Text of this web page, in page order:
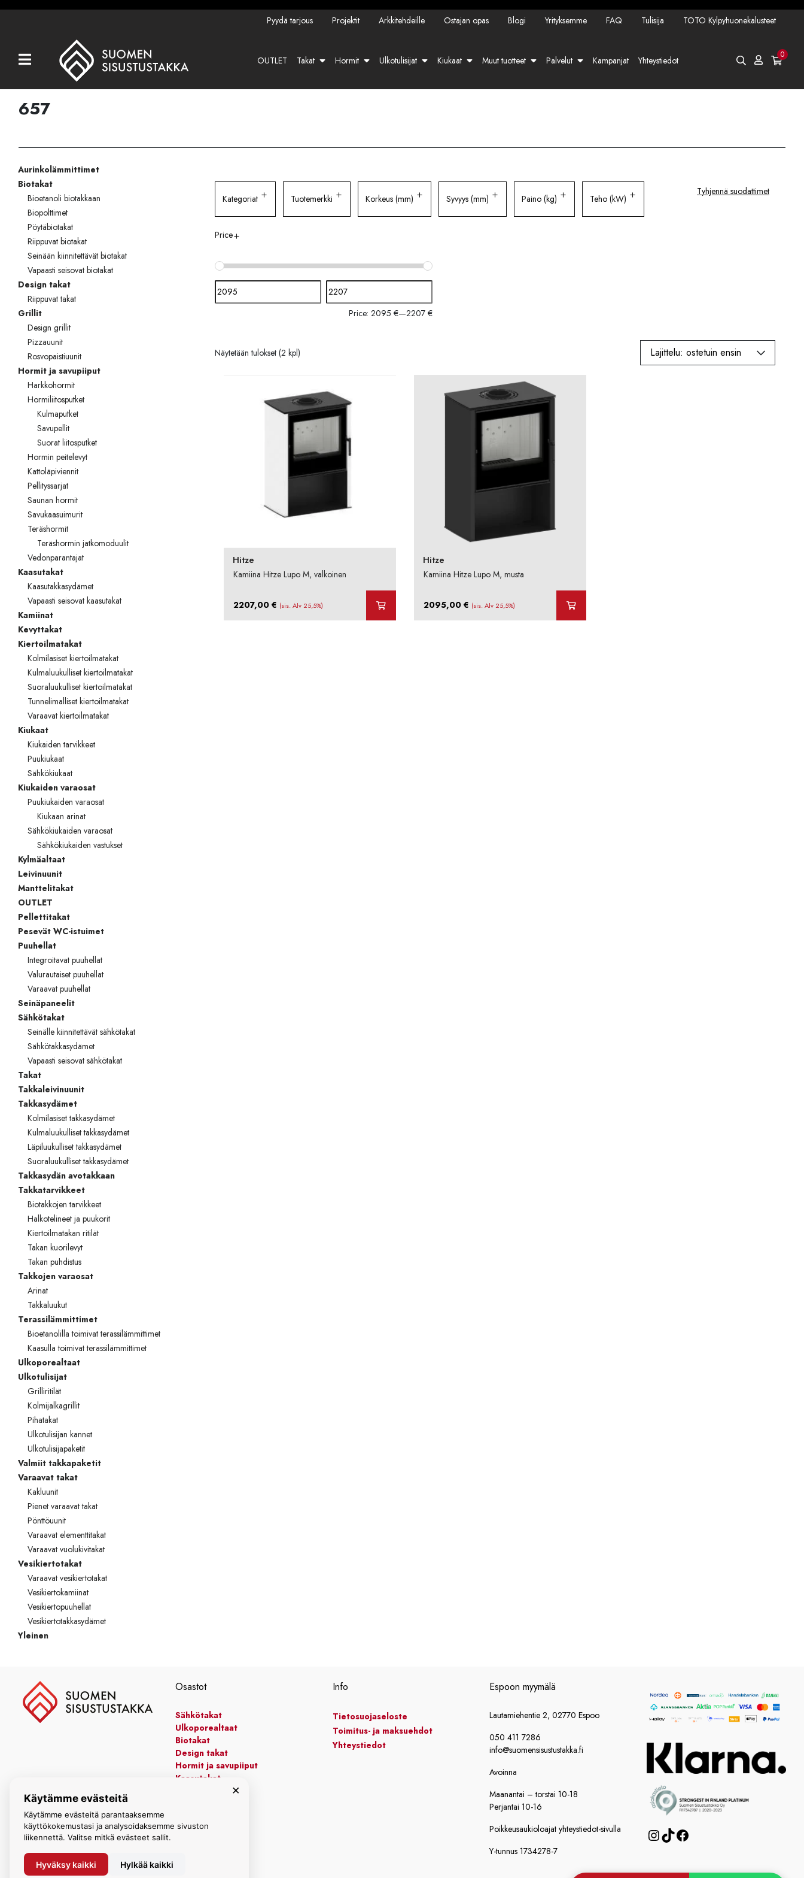
Kaikki tuotteet
Takat
Hormit
Ulkotulisijat
Kiukaat
Muut tuotteet
Palvelut
Kampanjat
Yhteystiedot
Pyydä tarjous
Projektit
Arkkitehdeille
Ostajan opas
Blogi
Yrityksemme
FAQ
Tulisija
TOTO
Kylpyhuonekalusteet
Pyydä tarjous Projektit Arkkitehdeille Ostajan opas Blogi Yrityksemme FAQ Tulisija TOTO Kylpyhuonekalusteet
OUTLET Takat Hormit Ulkotulisijat Kiukaat Muut tuotteet Palvelut Kampanjat Yhteystiedot 0
657
Aurinkolämmittimet
Biotakat
Bioetanoli biotakkaan
Biopolttimet
Pöytäbiotakat
Riippuvat biotakat
Seinään kiinnitettävät biotakat
Vapaasti seisovat biotakat
Design takat
Riippuvat takat
Grillit
Design grillit
Pizzauunit
Rosvopaistiuunit
Hormit ja savupiiput
Harkkohormit
Hormiliitosputket
Kulmaputket
Savupellit
Suorat liitosputket
Hormin peitelevyt
Kattoläpiviennit
Pellityssarjat
Saunan hormit
Savukaasuimurit
Teräshormit
Teräshormin jatkomoduulit
Vedonparantajat
Kaasutakat
Kaasutakkasydämet
Vapaasti seisovat kaasutakat
Kamiinat
Kevyttakat
Kiertoilmatakat
Kolmilasiset kiertoilmatakat
Kulmaluukulliset kiertoilmatakat
Suoraluukulliset kiertoilmatakat
Tunnelimalliset kiertoilmatakat
Varaavat kiertoilmatakat
Kiukaat
Kiukaiden tarvikkeet
Puukiukaat
Sähkökiukaat
Kiukaiden varaosat
Puukiukaiden varaosat
Kiukaan arinat
Sähkökiukaiden varaosat
Sähkökiukaiden vastukset
Kylmäaltaat
Leivinuunit
Manttelitakat
OUTLET
Pellettitakat
Pesevät WC-istuimet
Puuhellat
Integroitavat puuhellat
Valurautaiset puuhellat
Varaavat puuhellat
Seinäpaneelit
Sähkötakat
Seinälle kiinnitettävät sähkötakat
Sähkötakkasydämet
Vapaasti seisovat sähkötakat
Takat
Takkaleivinuunit
Takkasydämet
Kolmilasiset takkasydämet
Kulmaluukulliset takkasydämet
Läpiluukulliset takkasydämet
Suoraluukulliset takkasydämet
Takkasydän avotakkaan
Takkatarvikkeet
Biotakkojen tarvikkeet
Halkotelineet ja puukorit
Kiertoilmatakan ritilät
Takan kuorilevyt
Takan puhdistus
Takkojen varaosat
Arinat
Takkaluukut
Terassilämmittimet
Bioetanolilla toimivat terassilämmittimet
Kaasulla toimivat terassilämmittimet
Ulkoporealtaat
Ulkotulisijat
Grilliritilät
Kolmijalkagrillit
Pihatakat
Ulkotulisijan kannet
Ulkotulisijapaketit
Valmiit takkapaketit
Varaavat takat
Kakluunit
Pienet varaavat takat
Pönttöuunit
Varaavat elementtitakat
Varaavat vuolukivitakat
Vesikiertotakat
Varaavat vesikiertotakat
Vesikiertokamiinat
Vesikiertopuuhellat
Vesikiertotakkasydämet
Yleinen
Kategoriat Tuotemerkki Korkeus (mm) Syvyys (mm) Paino (kg) Teho (kW)
Tyhjennä suodattimet
Price
Price: 2095 €—2207 €
Näytetään tulokset (2 kpl)
Hitze
Kamiina Hitze Lupo M, valkoinen
2207,00 € (sis. Alv 25,5%)
Hitze
Kamiina Hitze Lupo M, musta
2095,00 € (sis. Alv 25,5%)
Osastot
Sähkötakat
Ulkoporealtaat
Biotakat
Design takat
Hormit ja savupiiput
Kaasutakat
Kiertoilmatakat
Info
Tietosuojaseloste
Toimitus- ja maksuehdot
Yhteystiedot
Espoon myymälä
Lautamiehentie 2, 02770 Espoo
050 411 7286
info@suomensisustustakka.fi
Avoinna
Maanantai – torstai 10-18
Perjantai 10-16
Poikkeusaukioloajat yhteystiedot-sivulla
Y-tunnus 1734278-7
Instagram
TikTok
×
Käytämme evästeitä
Käytämme evästeitä parantaaksemme
käyttökokemustasi ja analysoidaksemme sivuston
liikennettä. Valitse mitkä evästeet sallit.
Hyväksy kaikki Hylkää kaikki